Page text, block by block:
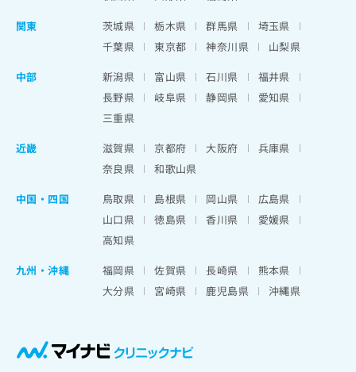
関東
茨城県 栃木県 群馬県
埼玉県
千葉県
東京都 神奈川県
山梨県
中部
新潟県 富山県 石川県
福井県
長野県
岐阜県 静岡県
愛知県
三重県
近畿
滋賀県 京都府 大阪府
兵庫県
奈良県
和歌山県
中国・四国
鳥取県 島根県 岡山県
広島県
山口県
徳島県 香川県
愛媛県
高知県
九州・沖縄
福岡県 佐賀県 長崎県
熊本県
大分県
宮崎県 鹿児島県 沖縄県